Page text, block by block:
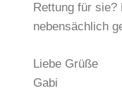
Rettung für sie?
nebensächlich
Liebe Grüße
Gabi